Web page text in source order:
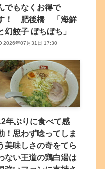
でもなくお得で
！ 肥後橋 「海鮮
幻餃子 ぼちぼち」
2026年07月31日 17:30
年ぶりに食べて感
！思わず唸ってしま
美味しさの奇をてら
ない王道の鶏白湯は